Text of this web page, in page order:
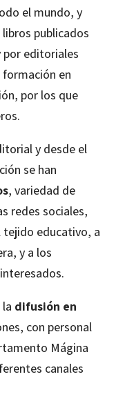
el mundo, y
publicados
por editoriales
en
por los que
y desde el
se han
, variedad de
redes sociales,
educativo, a
y a los
difusión en
con personal
Mágina
canales